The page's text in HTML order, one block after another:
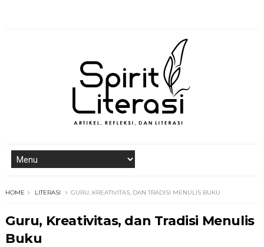
HOME LITERASI GURU, KREATIVITAS, DAN TRADISI MENULIS BUKU
Guru, Kreativitas, dan Tradisi Menulis
Buku